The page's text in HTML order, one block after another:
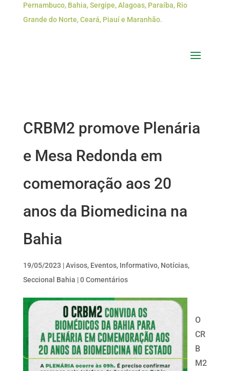
Pernambuco, Bahia, Sergipe, Alagoas, Paraíba, Rio
Grande do Norte, Ceará, Piauí e Maranhão.
CRBM2 promove Plenária
e Mesa Redonda em
comemoração aos 20
anos da Biomedicina na
Bahia
19/05/2023 |Avisos, Eventos, Informativo, Notícias,
Seccional Bahia |0 Comentários
O
CR
B
M2